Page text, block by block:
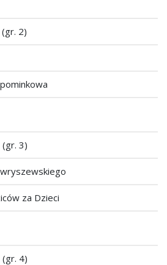
(gr. 2)
(gr. 3)
za Dzieci
– 4/12
(gr. 4)